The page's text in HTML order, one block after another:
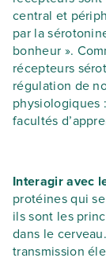
central et
par la
bonheur ».
récepteurs
régulation de
physiologiques
facultés
Interagir avec
protéines qui
ils sont les
dans le
transmission